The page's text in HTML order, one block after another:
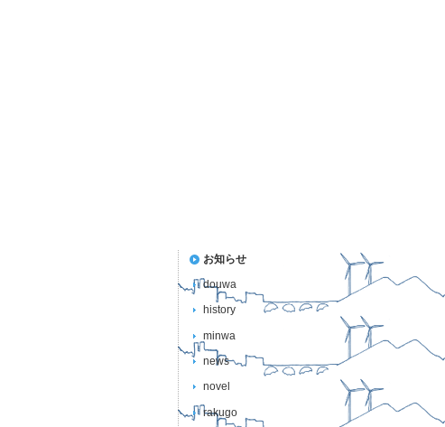
お知らせ
douwa
history
minwa
news
novel
rakugo